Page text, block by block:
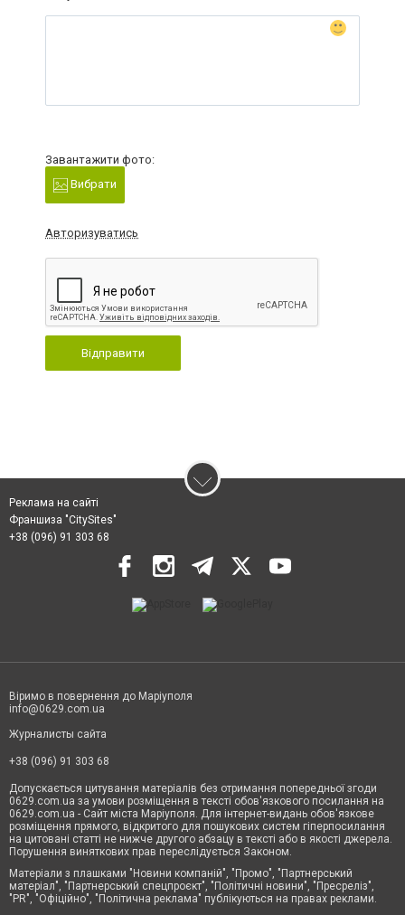
Завантажити фото:
Вибрати
Авторизуватись
Відправити
Реклама на сайті
Франшиза "CitySites"
+38 (096) 91 303 68
Віримо в повернення до Маріуполя
info@0629.com.ua
Журналисты сайта
+38 (096) 91 303 68
Допускається цитування матеріалів без отримання попередньої згоди
0629.com.ua за умови розміщення в тексті обов'язкового посилання на
0629.com.ua - Сайт міста Маріуполя. Для інтернет-видань обов'язкове
розміщення прямого, відкритого для пошукових систем гіперпосилання
на цитовані статті не нижче другого абзацу в тексті або в якості джерела.
Порушення виняткових прав переслідується Законом.
Матеріали з плашками "Новини компаній", "Промо", "Партнерський
матеріал", "Партнерський спецпроєкт", "Політичні новини", "Пресреліз",
"PR", "Офіційно", "Політична реклама" публікуються на правах реклами.